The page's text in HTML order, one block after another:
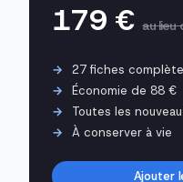
179 €au lieu
27 fiches
Économie de 88 €
Toutes les
À conserver à vie
Ajouter